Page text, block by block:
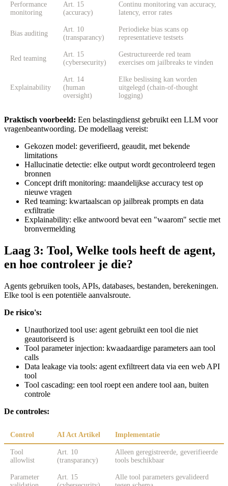
Performance
monitoring
Art. 15
(accuracy)
Continu monitoring van accuracy,
latency, error rates
Bias auditing
Art. 10
(transparancy)
Periodieke bias scans op
representatieve testsets
Red teaming
Art. 15
(cybersecurity)
Gestructureerde red team
exercises om jailbreaks te vinden
Explainability
Art. 14
(human
oversight)
Elke beslissing kan worden
uitgelegd (chain-of-thought
logging)
Praktisch voorbeeld: Een belastingdienst gebruikt een LLM voor
vragenbeantwoording. De modellaag vereist:
Gekozen model: geverifieerd, geaudit, met bekende
limitations
Hallucinatie detectie: elke output wordt gecontroleerd tegen
bronnen
Concept drift monitoring: maandelijkse accuracy test op
nieuwe vragen
Red teaming: kwartaalscan op jailbreak prompts en data
exfiltratie
Explainability: elke antwoord bevat een "waarom" sectie met
bronvermelding
Laag 3: Tool, Welke tools heeft de agent,
en hoe controleer je die?
Agents gebruiken tools, APIs, databases, bestanden, berekeningen.
Elke tool is een potentiële aanvalsroute.
De risico's:
Unauthorized tool use: agent gebruikt een tool die niet
geautoriseerd is
Tool parameter injection: kwaadaardige parameters aan tool
calls
Data leakage via tools: agent exfiltreert data via een web API
tool
Tool cascading: een tool roept een andere tool aan, buiten
controle
De controles:
Control AI Act Artikel Implementatie
Tool
allowlist
Art. 10
(transparancy)
Alleen geregistreerde, geverifieerde
tools beschikbaar
Parameter
Art. 15
Alle tool parameters gevalideerd